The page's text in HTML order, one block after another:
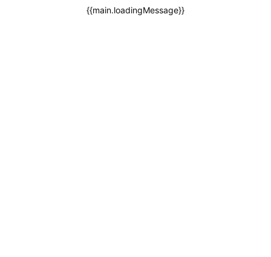
{{main.loadingMessage}}